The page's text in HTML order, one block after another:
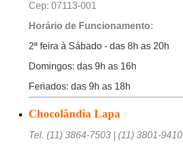
Cep: 07113-001
Horário de Funcionamento:
2ª feira à Sábado - das 8h as 20h
Domingos: das 9h as 16h
Feriados: das 9h as 18h
Chocolândia Lapa
Tel. (11) 3864-7503 | (11) 3801-9410